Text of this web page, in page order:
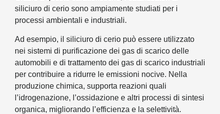
siliciuro di cerio sono ampiamente studiati per i
processi ambientali e industriali.
Ad esempio, il siliciuro di cerio può essere utilizzato
nei sistemi di purificazione dei gas di scarico delle
automobili e di trattamento dei gas di scarico industriali
per contribuire a ridurre le emissioni nocive. Nella
produzione chimica, supporta reazioni quali
l’idrogenazione, l’ossidazione e altri processi di sintesi
organica, migliorando l’efficienza e la selettività.